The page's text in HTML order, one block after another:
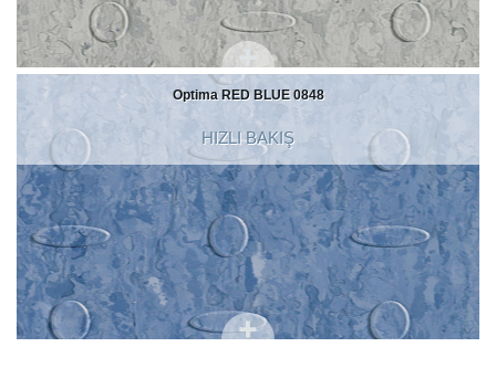
Optima RED BLUE 0848
HIZLI BAKIŞ